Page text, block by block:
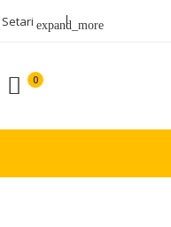
Setari expand_more
0